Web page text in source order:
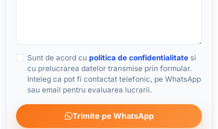
Sunt de acord cu politica de confidentialitatesi
cu prelucrarea datelor transmise prin formular.
Inteleg ca pot fi contactat telefonic, pe WhatsApp
sau email pentru evaluarea lucrarii.
Trimite pe WhatsApp